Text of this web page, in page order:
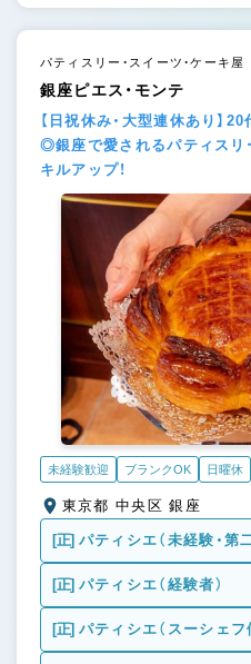
パティスリー・スイーツ・ケーキ屋
銀座ピエス・モンテ
【日祝休み・大型連休あり】
◎銀座で愛されるパティスリ
キルアップ！
未経験歓迎 ブランクOK 日曜休
東京都 中央区 銀座
[正] パティシエ（未経験・第
[正] パティシエ（経験者）
[正] パティシエ（スーシェフ